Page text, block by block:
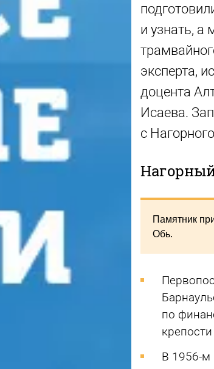
и узнать, а
эксперта,
доцента
Исаева.
с
Памятник
Обь.
по
В 1956-м